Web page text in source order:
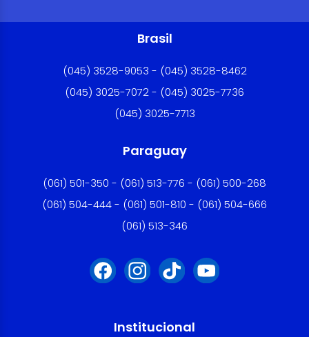
Brasil
(045) 3528-9053 - (045) 3528-8462
(045) 3025-7072 - (045) 3025-7736
(045) 3025-7713
Paraguay
(061) 501-350 - (061) 513-776 - (061) 500-268
(061) 504-444 - (061) 501-810 - (061) 504-666
(061) 513-346
Institucional